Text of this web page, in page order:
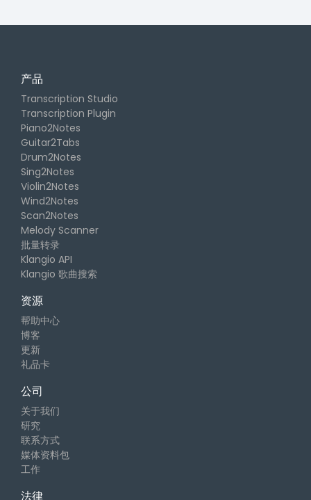
产品
Transcription Studio
Transcription Plugin
Piano2Notes
Guitar2Tabs
Drum2Notes
Sing2Notes
Violin2Notes
Wind2Notes
Scan2Notes
Melody Scanner
批量转录
Klangio API
Klangio 歌曲搜索
资源
帮助中心
博客
更新
礼品卡
公司
关于我们
研究
联系方式
媒体资料包
工作
法律